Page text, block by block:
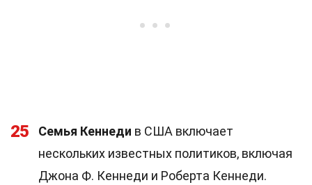
25 Семья Кеннеди в США включает
нескольких известных политиков, включая
Джона Ф. Кеннеди и Роберта Кеннеди.